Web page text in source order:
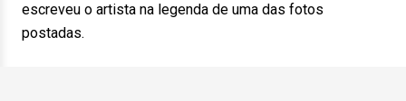
escreveu o artista na legenda de uma das fotos
postadas.